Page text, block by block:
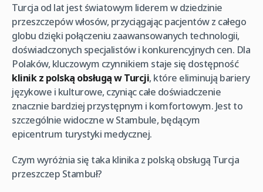
Turcja od lat jest światowym liderem w dziedzinie
przeszczepów włosów, przyciągając pacjentów z całego
globu dzięki połączeniu zaawansowanych technologii,
doświadczonych specjalistów i konkurencyjnych cen. Dla
Polaków, kluczowym czynnikiem staje się dostępność
klinik z polską obsługą w Turcji, które eliminują bariery
językowe i kulturowe, czyniąc całe doświadczenie
znacznie bardziej przystępnym i komfortowym. Jest to
szczególnie widoczne w Stambule, będącym
epicentrum turystyki medycznej.
Czym wyróżnia się taka klinika z polską obsługą Turcja
przeszczep Stambuł?